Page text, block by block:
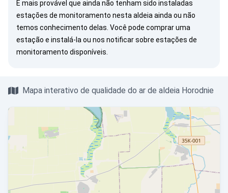
É mais provável que ainda não tenham sido instaladas
estações de monitoramento nesta aldeia ainda ou não
temos conhecimento delas. Você pode comprar uma
estação e instalá-la ou nos notificarsobre estações de
monitoramento disponíveis.
Mapa interativo de qualidade do ar de aldeia Horodnie